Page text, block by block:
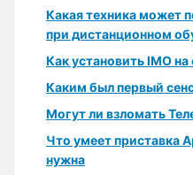
Какая техника может
при дистанционном
Как установить IMO
Каким был первый
Могут ли взломать
Что умеет приставка
нужна